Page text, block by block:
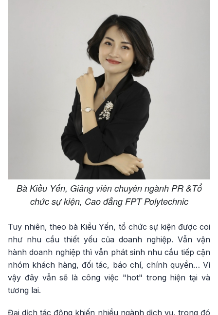
Bà Kiều Yến, Giảng viên chuyên ngành PR &Tổ
chức sự kiện, Cao đẳng FPT Polytechnic
Tuy nhiên, theo bà Kiều Yến, tổ chức sự kiện được coi
như nhu cầu thiết yếu của doanh nghiệp. Vẫn vận
hành doanh nghiệp thì vẫn phát sinh nhu cầu tiếp cận
nhóm khách hàng, đối tác, báo chí, chính quyền… Vì
vậy đây vẫn sẽ là công việc "hot" trong hiện tại và
tương lai.
Đại dịch tác động khiến nhiều ngành dịch vụ, trong đó